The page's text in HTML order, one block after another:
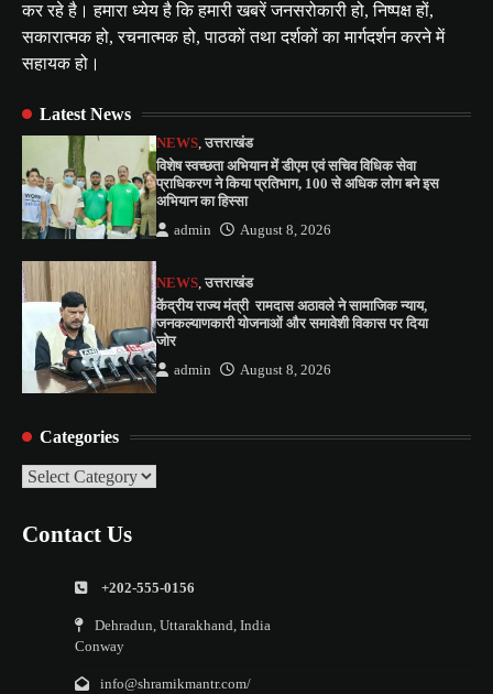
कर रहे है। हमारा ध्येय है कि हमारी खबरें जनसरोकारी हो, निष्पक्ष हों,
सकारात्मक हो, रचनात्मक हो, पाठकों तथा दर्शकों का मार्गदर्शन करने में
सहायक हो।
Latest News
NEWS,उत्तराखंड
विशेष स्वच्छता अभियान में डीएम एवं सचिव विधिक सेवा
प्राधिकरण ने किया प्रतिभाग, 100 से अधिक लोग बने इस
अभियान का हिस्सा
admin August 8, 2026
NEWS,उत्तराखंड
केंद्रीय राज्य मंत्री रामदास अठावले ने सामाजिक न्याय,
जनकल्याणकारी योजनाओं और समावेशी विकास पर दिया
जोर
admin August 8, 2026
Categories
Categories
Contact Us
+202-555-0156
Dehradun, Uttarakhand, India
Conway
info@shramikmantr.com/